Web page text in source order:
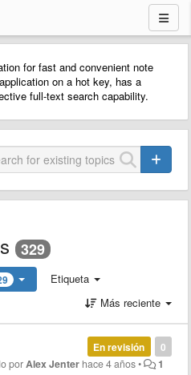
for fast and convenient note
on a hot key, has a
full-text search capability.
329
Etiqueta
Más reciente
0
En revisión
porAlex Jenter hace 4 años• 1